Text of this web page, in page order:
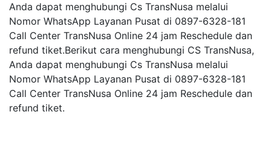
Anda dapat menghubungi Cs TransNusa melalui
Nomor WhatsApp Layanan Pusat di 0897-6328-181
Call Center TransNusa Online 24 jam Reschedule dan
refund tiket.Berikut cara menghubungi CS TransNusa,
Anda dapat menghubungi Cs TransNusa melalui
Nomor WhatsApp Layanan Pusat di 0897-6328-181
Call Center TransNusa Online 24 jam Reschedule dan
refund tiket.